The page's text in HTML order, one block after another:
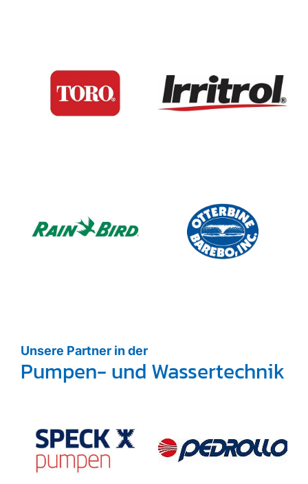
Unsere Partner in der
Pumpen- und Wassertechnik